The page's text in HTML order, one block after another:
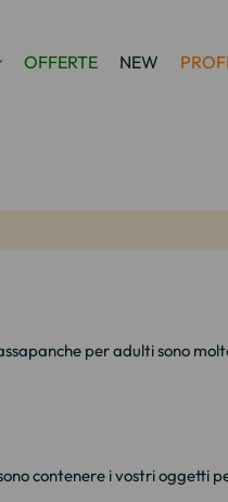
OFFERTE NEW
per adulti sono
contenere i vostri oggetti